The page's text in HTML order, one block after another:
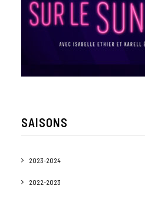
SAISONS
2023-2024
2022-2023